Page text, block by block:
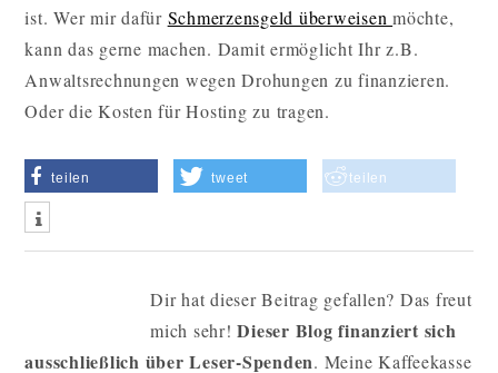
ist. Wer mir dafür Schmerzensgeld überweisenmöchte,
kann das gerne machen. Damit ermöglicht Ihr z.B.
Anwaltsrechnungen wegen Drohungen zu finanzieren.
Oder die Kosten für Hosting zu tragen.
teilen tweet teilen
Dir hat dieser Beitrag gefallen? Das freut
mich sehr!Dieser Blog finanziert sich
ausschließlich über Leser-Spenden. Meine Kaffeekasse